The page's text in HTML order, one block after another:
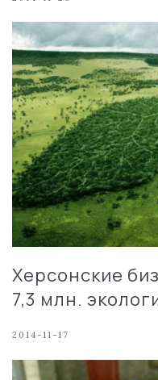
Херсонские
7,3 млн.
2014-11-17